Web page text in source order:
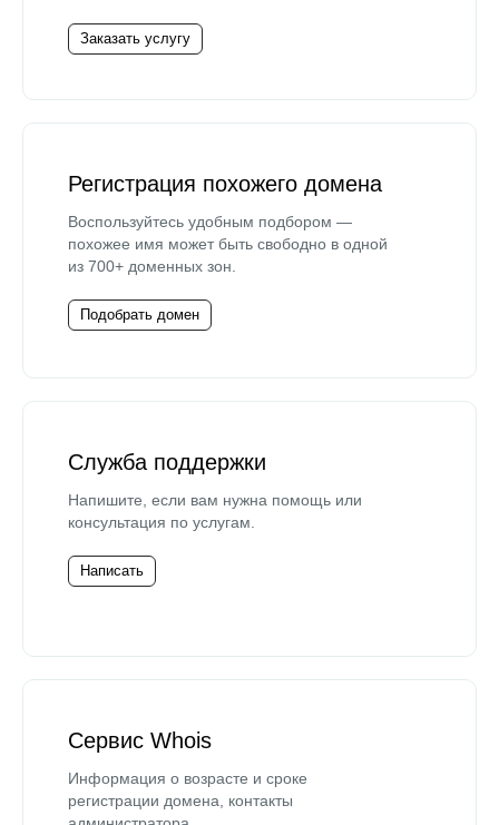
Заказать услугу
Регистрация похожего домена
Воспользуйтесь удобным подбором —
похожее имя может быть свободно в одной
из 700+ доменных зон.
Подобрать домен
Служба поддержки
Напишите, если вам нужна помощь или
консультация по услугам.
Написать
Сервис Whois
Информация о возрасте и сроке
регистрации домена, контакты